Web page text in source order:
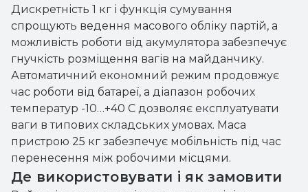
Дискретність 1 кг і функція сумування
спрощують ведення масового обліку партій, а
можливість роботи від акумулятора забезпечує
гнучкість розміщення вагів на майданчику.
Автоматичний економний режим продовжує
час роботи від батареї, а діапазон робочих
температур -10…+40 С дозволяє експлуатувати
ваги в типових складських умовах. Маса
пристрою 25 кг забезпечує мобільність під час
перенесення між робочими місцями.
Де використовувати і як замовити